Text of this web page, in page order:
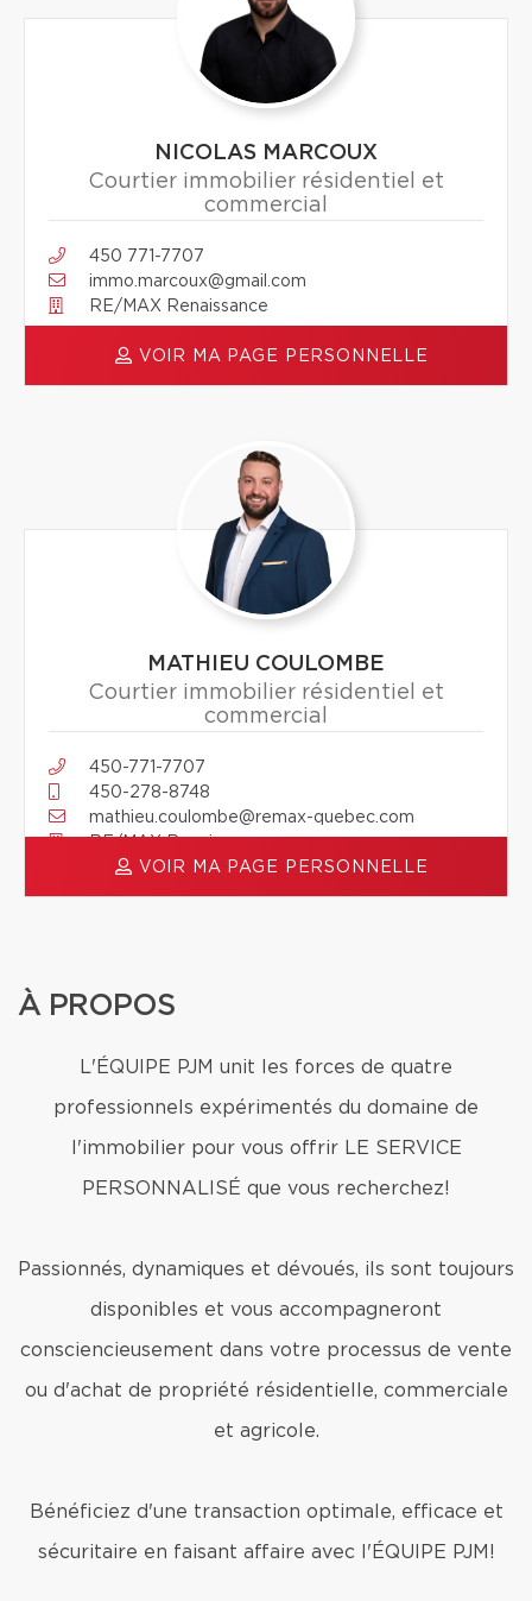
NICOLAS MARCOUX
Courtier immobilier résidentiel et
commercial
450 771-7707
immo.marcoux@gmail.com
RE/MAX Renaissance
VOIR MA PAGE PERSONNELLE
MATHIEU COULOMBE
Courtier immobilier résidentiel et
commercial
450-771-7707
450-278-8748
mathieu.coulombe@remax-quebec.com
VOIR MA PAGE PERSONNELLE
À PROPOS
L'ÉQUIPE PJM unit les forces de quatre
professionnels expérimentés du domaine de
l'immobilier pour vous offrir LE SERVICE
PERSONNALISÉ que vous recherchez!
Passionnés, dynamiques et dévoués, ils sont toujours
disponibles et vous accompagneront
consciencieusement dans votre processus de vente
ou d'achat de propriété résidentielle, commerciale
et agricole.
Bénéficiez d'une transaction optimale, efficace et
sécuritaire en faisant affaire avec l'ÉQUIPE PJM!